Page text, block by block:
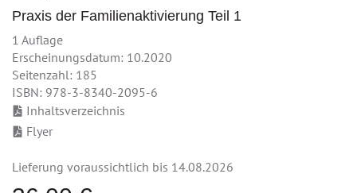
Praxis der Familienaktivierung Teil 1
1 Auflage
Erscheinungsdatum: 10.2020
Seitenzahl: 185
ISBN: 978-3-8340-2095-6
Inhaltsverzeichnis
Flyer
Lieferung voraussichtlich bis 14.08.2026